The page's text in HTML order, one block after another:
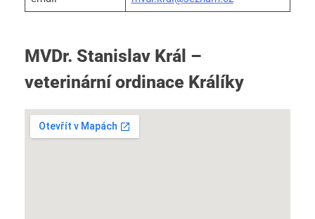
MVDr. Stanislav Král –
veterinární ordinace Králíky